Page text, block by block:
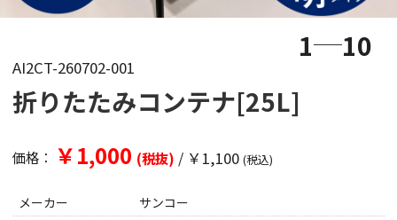
1 10
AI2CT-260702-001
折りたたみコンテナ[25L]
価格： ￥1,000 (税抜) / ￥1,100 (税込)
メーカー サンコー